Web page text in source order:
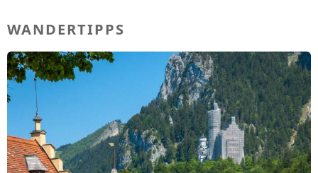
WANDERTIPPS